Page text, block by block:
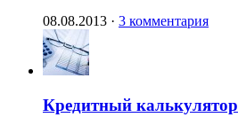
08.08.2013 · 3 комментария
Кредитный калькулятор